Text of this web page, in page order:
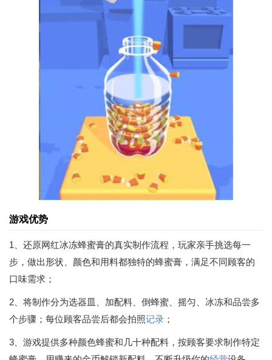
游戏优势
1、还原网红冰冻蜂蜜膏的真实制作流程，玩家亲手挑选每一
步，做出形状、颜色和用料都独特的蜂蜜膏，满足不同顾客的
口味需求；
2、将制作分为选器皿、加配料、倒蜂蜜、摇匀、冰冻和品尝多
个步骤；每位顾客品尝后都会拍照记录 ；
3、游戏提供多种颜色蜂蜜和几十种配料，按顾客要求制作特定